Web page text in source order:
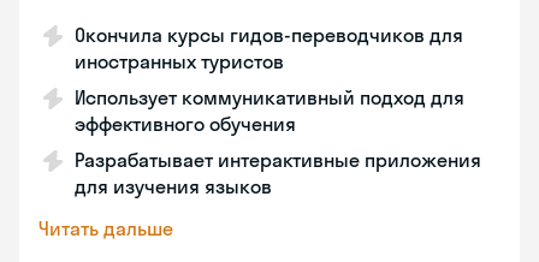
Окончила курсы гидов-переводчиков для
иностранных туристов
Использует коммуникативный подход для
эффективного обучения
Разрабатывает интерактивные приложения
для изучения языков
Читать дальше